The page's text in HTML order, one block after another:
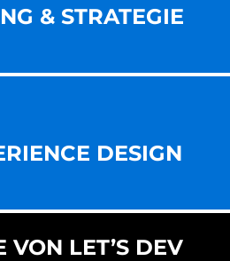
& STRATEGIE
DESIGN
VON LET’S DEV